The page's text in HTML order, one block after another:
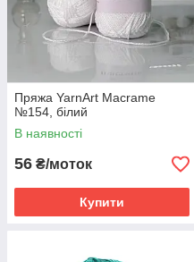
Пряжа YarnArt Macrame
№154, білий
В наявності
56 ₴/моток
Купити